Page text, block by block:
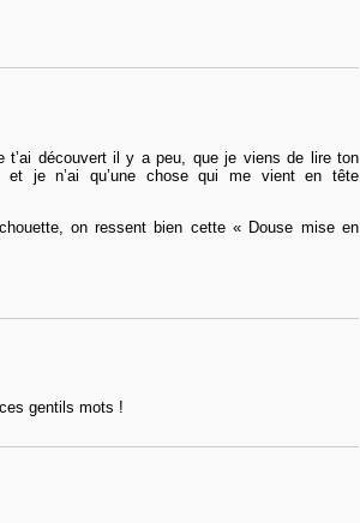
t’ai découvert il y a peu, que je viens de lire ton
je n’ai qu’une chose qui me vient en tête
on ressent bien cette « Douse mise en
gentils mots !